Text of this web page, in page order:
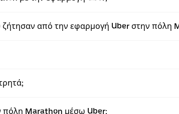
από την εφαρμογή Uber στην πόλη
Marathon μέσω Uber;